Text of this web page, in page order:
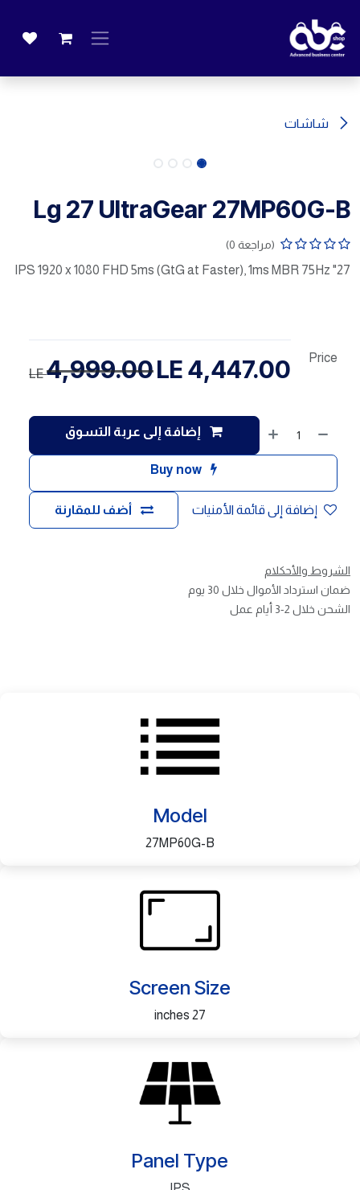
شاشات
Lg 27 UltraGear 27MP60G-B
(مراجعة 0)
27" IPS 1920 x 1080 FHD 5ms (GtG at Faster), 1ms MBR 75Hz
إضافة إلى عربة التسوق
Buy now
أضف للمقارنة إضافة إلى قائمة الأمنيات
Price
4,447.00
4,999.00
LE
الشروط والأحكلام
ضمان استرداد الأموال خلال 30 يوم
الشحن خلال 2-3 أيام عمل
Model
27MP60G-B
Screen Size
27 inches
Panel Type